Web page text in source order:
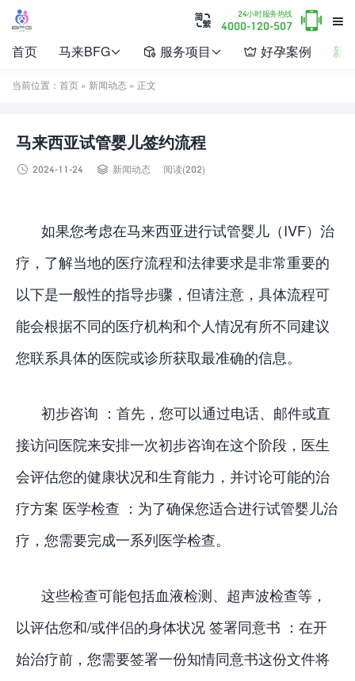

24小时服务热线
4000-120-507 

首页 马来BFG  服务项目   好孕案例 新
当前位置： 首页 » 新闻动态 » 正文
马来西亚试管婴儿签约流程
 2024-11-24  新闻动态 阅读(202)
如果您考虑在马来西亚进行试管婴儿（IVF）治
疗，了解当地的医疗流程和法律要求是非常重要的
以下是一般性的指导步骤，但请注意，具体流程可
能会根据不同的医疗机构和个人情况有所不同建议
您联系具体的医院或诊所获取最准确的信息。
初步咨询 ：首先，您可以通过电话、邮件或直
接访问医院来安排一次初步咨询在这个阶段，医生
会评估您的健康状况和生育能力，并讨论可能的治
疗方案 医学检查 ：为了确保您适合进行试管婴儿治
疗，您需要完成一系列医学检查。
这些检查可能包括血液检测、超声波检查等，
以评估您和/或伴侣的身体状况 签署同意书 ：在开
始治疗前，您需要签署一份知情同意书这份文件将